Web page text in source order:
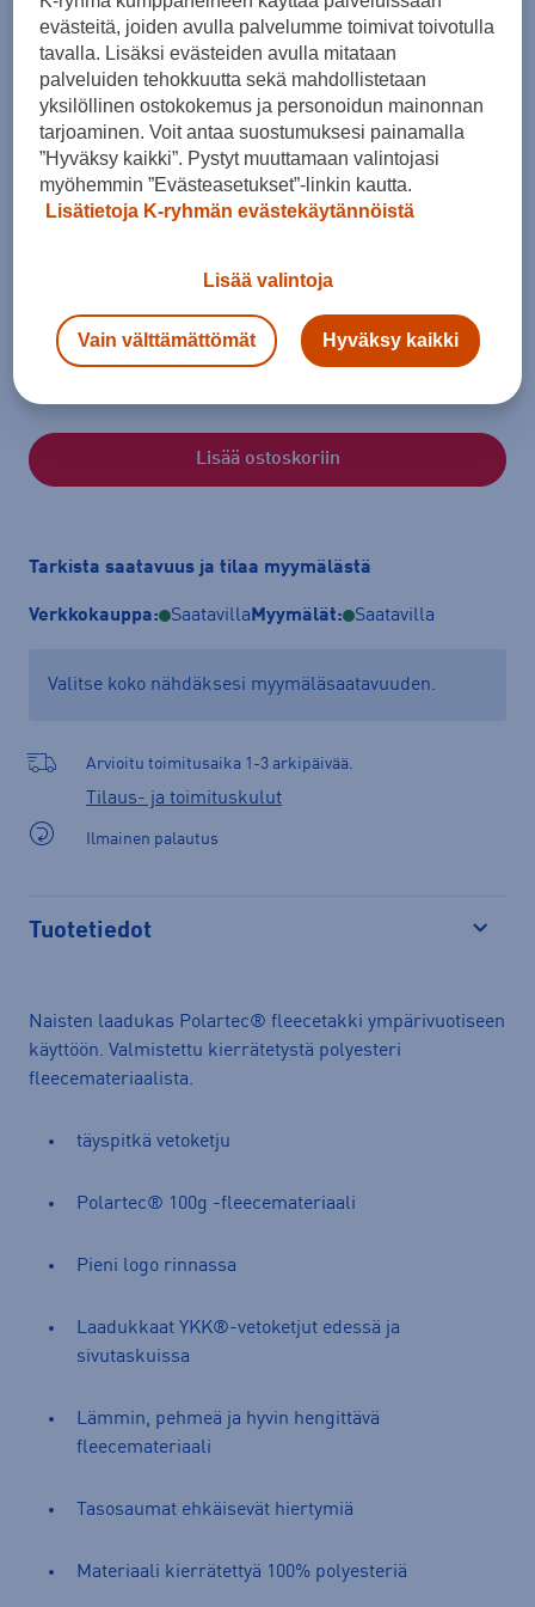
Kokotaulukko
Lisää ostoskoriin
Tarkista saatavuus ja tilaa myymälästä
Verkkokauppa: Saatavilla Myymälät: Saatavilla
Valitse koko nähdäksesi myymäläsaatavuuden.
Arvioitu toimitusaika 1-3 arkipäivää.
Tilaus- ja toimituskulut
Ilmainen palautus
Tuotetiedot
Naisten laadukas Polartec® fleecetakki ympärivuotiseen
käyttöön. Valmistettu kierrätetystä polyesteri
fleecemateriaalista.
täyspitkä vetoketju
Polartec® 100g -fleecemateriaali
Pieni logo rinnassa
Laadukkaat YKK®-vetoketjut edessä ja
sivutaskuissa
Lämmin, pehmeä ja hyvin hengittävä
fleecemateriaali
Tasosaumat ehkäisevät hiertymiä
Materiaali kierrätettyä 100% polyesteriä
evästeitä, joiden avulla palvelumme toimivat toivotulla
tavalla. Lisäksi evästeiden avulla mitataan
palveluiden tehokkuutta sekä mahdollistetaan
yksilöllinen ostokokemus ja personoidun mainonnan
tarjoaminen. Voit antaa suostumuksesi painamalla
”Hyväksy kaikki”. Pystyt muuttamaan valintojasi
myöhemmin ”Evästeasetukset”-linkin kautta.
Lisätietoja K-ryhmän evästekäytännöistä
Lisää valintoja
Vain välttämättömät Hyväksy kaikki